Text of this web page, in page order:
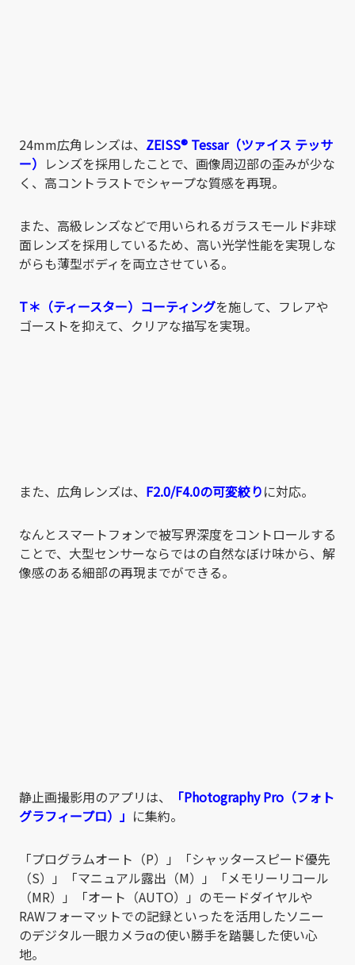
24mm広角レンズは、 ZEISS® Tessar（ツァイス テッサ
ー） レンズを採用したことで、画像周辺部の歪みが少な
く、高コントラストでシャープな質感を再現。
また、高級レンズなどで用いられるガラスモールド非球
面レンズを採用しているため、高い光学性能を実現しな
がらも薄型ボディを両立させている。
T＊（ティースター）コーティングを施して、フレアや
ゴーストを抑えて、クリアな描写を実現。
また、広角レンズは、 F2.0/F4.0の可変絞りに対応。
なんとスマートフォンで被写界深度をコントロールする
ことで、大型センサーならではの自然なぼけ味から、解
像感のある細部の再現までができる。
静止画撮影用のアプリは、
「Photography Pro（フォト
グラフィープロ）」 に集約。
「プログラムオート（P）」「シャッタースピード優先
（S）」「マニュアル露出（M）」「メモリーリコール
（MR）」「オート（AUTO）」のモードダイヤルや
RAWフォーマットでの記録といったを活用したソニー
のデジタル一眼カメラαの使い勝手を踏襲した使い心
地。